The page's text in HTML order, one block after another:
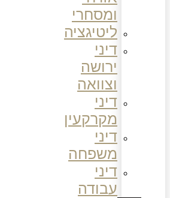
ומסחרי
ליטיגציה
דיני
ירושה
וצוואה
דיני
מקרקעין
דיני
משפחה
דיני
עבודה